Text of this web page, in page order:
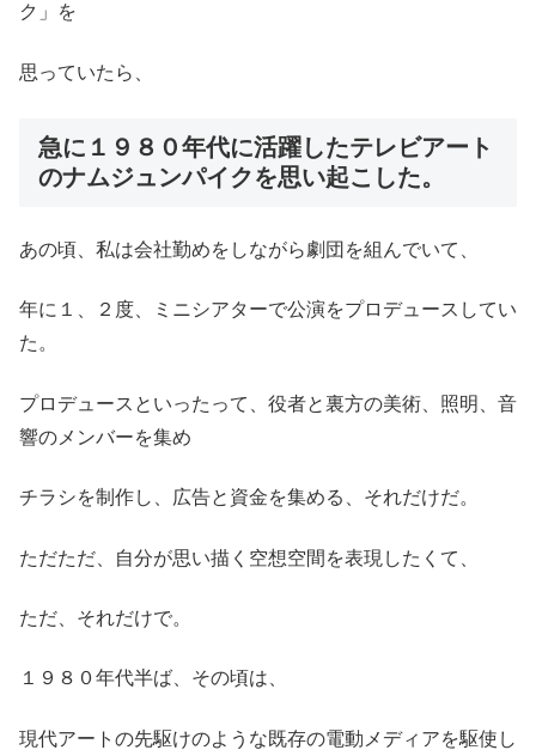
ク」を
思っていたら、
急に１９８０年代に活躍したテレビアート
のナムジュンパイクを思い起こした。
あの頃、私は会社勤めをしながら劇団を組んでいて、
年に１、２度、ミニシアターで公演をプロデュースしてい
た。
プロデュースといったって、役者と裏方の美術、照明、音
響のメンバーを集め
チラシを制作し、広告と資金を集める、それだけだ。
ただただ、自分が思い描く空想空間を表現したくて、
ただ、それだけで。
１９８０年代半ば、その頃は、
現代アートの先駆けのような既存の電動メディアを駆使し